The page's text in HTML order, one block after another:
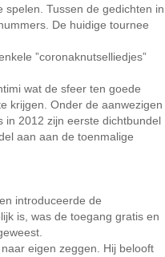
spelen. Tussen de gedichten in
De huidige tournee
”coronaknutselliedjes”
wat de sfeer ten goede
krijgen. Onder de aanwezigen
in 2012 zijn eerste dichtbundel
aan aan de toenmalige
introduceerde de
is, was de toegang gratis en
eigen zeggen. Hij belooft